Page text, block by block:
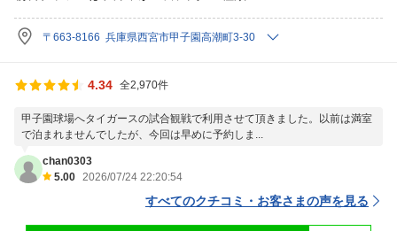
〒663-8166 兵庫県西宮市甲子園高潮町3-30
4.34 全2,970件
甲子園球場へタイガースの試合観戦で利用させて頂きました。以前は満室
で泊まれませんでしたが、今回は早めに予約しま...
chan0303
5.00 2026/07/24 22:20:54
すべてのクチコミ・お客さまの声を見る